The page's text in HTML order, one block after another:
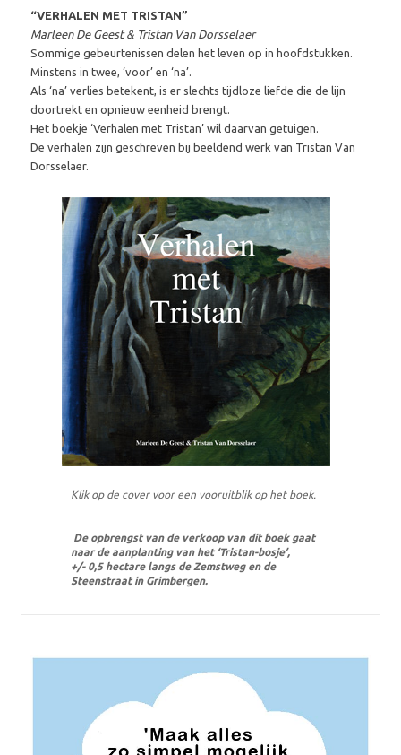
“VERHALEN MET TRISTAN”
Marleen De Geest & Tristan Van Dorsselaer
Sommige gebeurtenissen delen het leven op in hoofdstukken.
Minstens in twee, ‘voor’ en ‘na’.
Als ‘na’ verlies betekent, is er slechts tijdloze liefde die de lijn
doortrekt en opnieuw eenheid brengt.
Het boekje ‘Verhalen met Tristan’ wil daarvan getuigen.
De verhalen zijn geschreven bij beeldend werk van Tristan Van
Dorsselaer.
Klik op de cover voor een vooruitblik op het boek.
De opbrengst van de verkoop van dit boek gaat
naar de aanplanting van het ‘Tristan-bosje’,
+/- 0,5 hectare langs de Zemstweg en de
Steenstraat in Grimbergen.